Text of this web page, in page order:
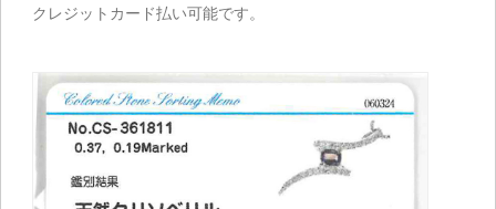
クレジットカード払い可能です。